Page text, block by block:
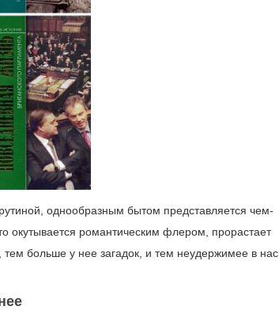
однообразным бытом представляется чем-
окутывается романтическим флером, прорастает
больше у нее загадок, и тем неудержимее в нас